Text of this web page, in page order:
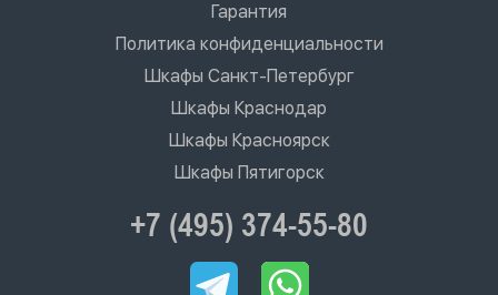
Гарантия
Политика конфиденциальности
Шкафы Санкт-Петербург
Шкафы Краснодар
Шкафы Красноярск
Шкафы Пятигорск
+7 (495) 374-55-80